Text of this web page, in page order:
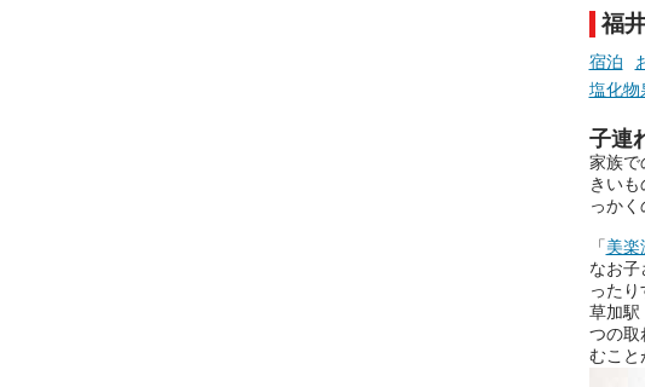
福
宿泊
塩化物
子連
家族で
きい
っか
「美楽
なお
ったり
草加駅
つの取
むこと